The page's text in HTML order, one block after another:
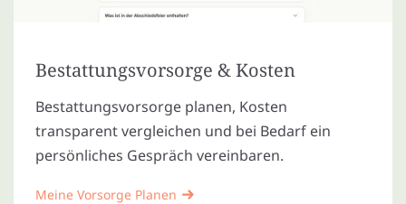
Bestattungsvorsorge & Kosten
Bestattungsvorsorge planen, Kosten
transparent vergleichen und bei Bedarf ein
persönliches Gespräch vereinbaren.
Meine Vorsorge Planen